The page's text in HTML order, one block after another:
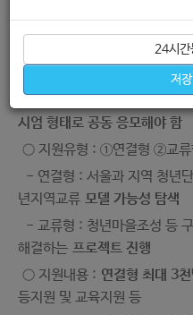
24시간
저
○ 사업내용 : 청년문제 해결을
○ 지원대상 : 대표자가 청년(
※ 조건 : 서울과
시엄 형태로 공동 응모해야 함
○ 지원유형 : ①연결형 ②교류
- 연결형 : 서울과 지역 청년
년지역교류 모델 가능성 탐색
- 교류형 : 청년마을조성 등
해결하는 프로젝트 진행
○ 지원내용 : 연결형 최대 3
등지원 및 교육지원 등